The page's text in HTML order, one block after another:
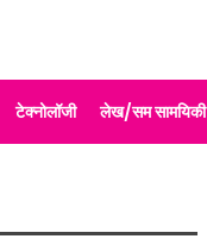
टेक्नोलॉजी लेख/सम सामयिकी